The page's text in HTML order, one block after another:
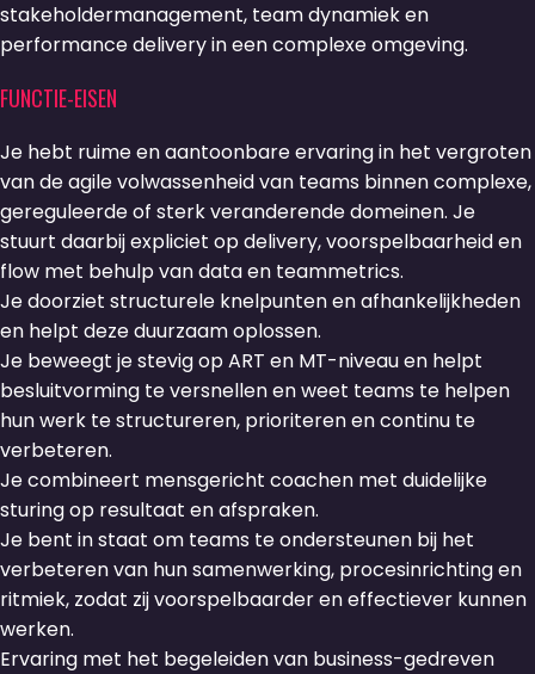
stakeholdermanagement, team dynamiek en
performance delivery in een complexe omgeving.
FUNCTIE-EISEN
Je hebt ruime en aantoonbare ervaring in het vergroten
van de agile volwassenheid van teams binnen complexe,
gereguleerde of sterk veranderende domeinen. Je
stuurt daarbij expliciet op delivery, voorspelbaarheid en
flow met behulp van data en teammetrics.
Je doorziet structurele knelpunten en afhankelijkheden
en helpt deze duurzaam oplossen.
Je beweegt je stevig op ART en MT-niveau en helpt
besluitvorming te versnellen en weet teams te helpen
hun werk te structureren, prioriteren en continu te
verbeteren.
Je combineert mensgericht coachen met duidelijke
sturing op resultaat en afspraken.
Je bent in staat om teams te ondersteunen bij het
verbeteren van hun samenwerking, procesinrichting en
ritmiek, zodat zij voorspelbaarder en effectiever kunnen
werken.
Ervaring met het begeleiden van business-gedreven